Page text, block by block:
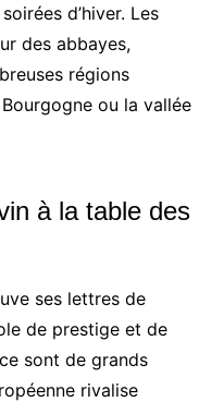
d’hiver. Les
des abbayes,
régions
ou la vallée
à la table des
ses lettres de
de prestige et de
sont de grands
rivalise